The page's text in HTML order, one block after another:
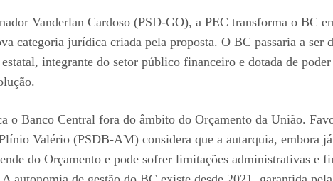
Vanderlan Cardoso (PSD-GO), a PEC transforma o BC
categoria jurídica criada pela proposta. O BC passaria a ser
integrante do setor público financeiro e dotada de
o Banco Central fora do âmbito do Orçamento da União.
Valério (PSDB-AM) considera que a autarquia, embora
do Orçamento e pode sofrer limitações administrativas e